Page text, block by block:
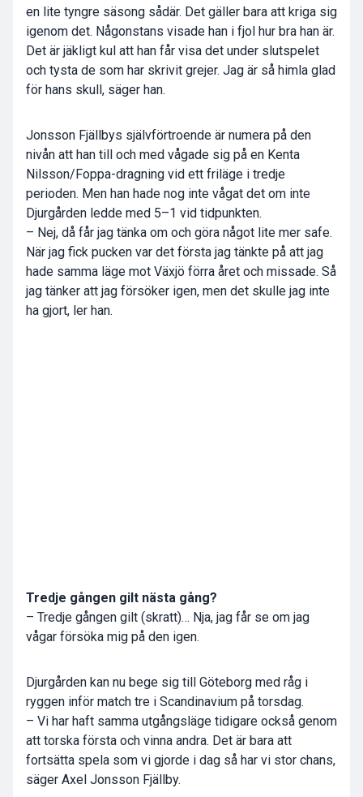
en lite tyngre säsong sådär. Det gäller bara att kriga sig
igenom det. Någonstans visade han i fjol hur bra han är.
Det är jäkligt kul att han får visa det under slutspelet
och tysta de som har skrivit grejer. Jag är så himla glad
för hans skull, säger han.
Jonsson Fjällbys självförtroende är numera på den
nivån att han till och med vågade sig på en Kenta
Nilsson/Foppa-dragning vid ett friläge i tredje
perioden. Men han hade nog inte vågat det om inte
Djurgården ledde med 5–1 vid tidpunkten.
– Nej, då får jag tänka om och göra något lite mer safe.
När jag fick pucken var det första jag tänkte på att jag
hade samma läge mot Växjö förra året och missade. Så
jag tänker att jag försöker igen, men det skulle jag inte
ha gjort, ler han.
Tredje gången gilt nästa gång?
– Tredje gången gilt (skratt)… Nja, jag får se om jag
vågar försöka mig på den igen.
Djurgården kan nu bege sig till Göteborg med råg i
ryggen inför match tre i Scandinavium på torsdag.
– Vi har haft samma utgångsläge tidigare också genom
att torska första och vinna andra. Det är bara att
fortsätta spela som vi gjorde i dag så har vi stor chans,
säger Axel Jonsson Fjällby.